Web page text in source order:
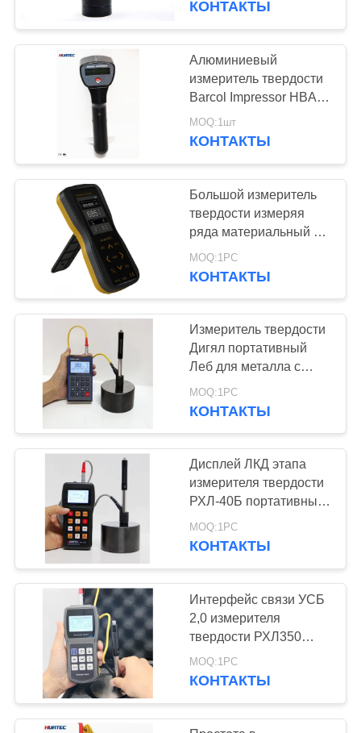
КОНТАКТЫ
Алюминиевый
измеритель твердости
Barcol Impressor HBA-
100 Barcol измерителя
твердости
MOQ:1шт
КОНТАКТЫ
Большой измеритель
твердости измеряя
ряда материальный с
12 месяцами гарантии
MOQ:1PC
КОНТАКТЫ
Измеритель твердости
Дигял портативный
Леб для металла с
деятельностью
интерфейса РС232
MOQ:1PC
КОНТАКТЫ
Дисплей ЛКД этапа
измерителя твердости
РХЛ-40Б портативный
с функцией тарировки
программного
MOQ:1PC
КОНТАКТЫ
Интерфейс связи УСБ
2,0 измерителя
твердости РХЛ350
высокой точности
цифров портативный
MOQ:1PC
КОНТАКТЫ